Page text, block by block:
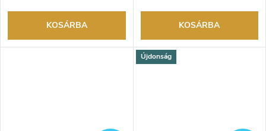
KOSÁRBA KOSÁRBA
Újdonság